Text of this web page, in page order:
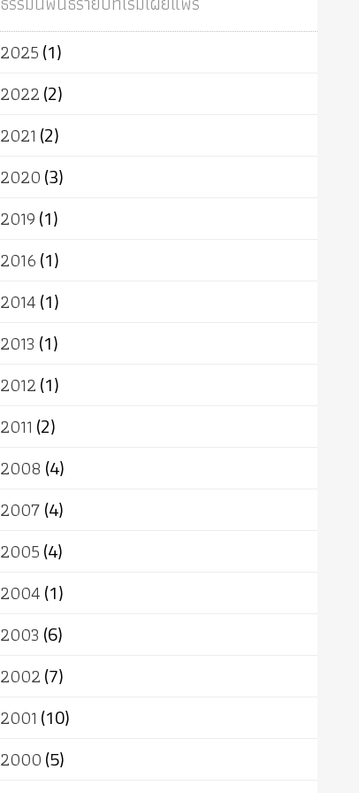
ผู้บริโภค
ธรรมาธิปไตย
การแยกรัฐกับศาสนา
ธรรมชาติ
เทคโนโลยี
พุทธบริษัท
วัฒนธรรม
2025(1)
2022(2)
2021 (2)
2020(3)
2019(1)
2016(1)
2014(1)
2013 (1)
2012(1)
2011 (2)
2008 (4)
2007(4)
2005(4)
2004(1)
2003 (6)
2002(7)
2001 (10)
2000(5)